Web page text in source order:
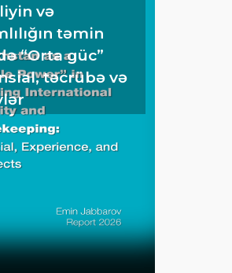
və
təmin
“Orta güc”
təcrübə və